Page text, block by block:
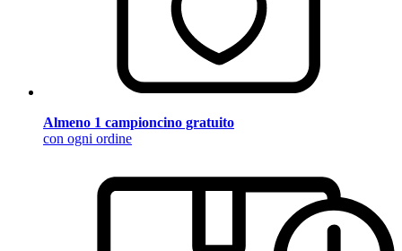
Almeno 1 campioncino gratuito
con ogni ordine